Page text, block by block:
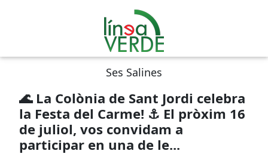
Ses Salines
🌊 La Colònia de Sant Jordi celebra
la Festa del Carme! ⚓ El pròxim 16
de juliol, vos convidam a
participar en una de le...